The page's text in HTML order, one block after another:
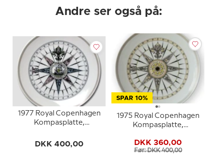
Andre ser også på:
1977 Royal Copenhagen
Kompasplatte,
DKK 400,00
SPAR 10%
1975 Royal Copenhagen
Kompasplatte,
DKK 360,00
Før: DKK 400,00